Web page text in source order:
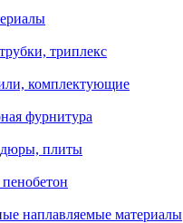
триплекс
комплектующие
фурнитура
плиты
наплавляемые материалы